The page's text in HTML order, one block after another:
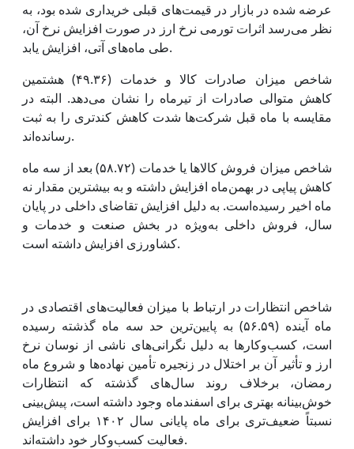
عرضه شده در بازار در قیمت‌های قبلی خریداری شده بود، به
نظر می‌رسد اثرات تورمی نرخ ارز در صورت افزایش نرخ آن،
طی ماه‌های آتی، افزایش یابد.
شاخص میزان صادرات کالا و خدمات (۴۹.۳۶) هشتمین
کاهش متوالی صادرات از تیرماه را نشان می‌دهد. البته در
مقایسه با ماه قبل شرکت‌ها شدت کاهش کندتری را به ثبت
رسانده‌اند.
شاخص میزان فروش کالاها یا خدمات (۵۸.۷۲) بعد از سه ماه
کاهش پیاپی در بهمن‌ماه افزایش داشته و به بیشترین مقدار نه
ماه اخیر رسیده‌است. به دلیل افزایش تقاضای داخلی در پایان
سال، فروش داخلی به‌ویژه در بخش صنعت و خدمات و
کشاورزی افزایش داشته است.
شاخص انتظارات در ارتباط با میزان فعالیت‌های اقتصادی در
ماه آینده (۵۶.۵۹) به پایین‌ترین حد سه ماه گذشته رسیده
است، کسب‌وکارها به دلیل نگرانی‌های ناشی از نوسان نرخ
ارز و تأثیر آن بر اختلال در زنجیره تأمین نهاده‌ها و شروع ماه
رمضان، برخلاف روند سال‌های گذشته که انتظارات
خوش‌بینانه بهتری برای اسفندماه وجود داشته است، پیش‌بینی
نسبتاً ضعیف‌تری برای ماه پایانی سال ۱۴۰۲ برای افزایش
فعالیت کسب‌وکار خود داشته‌اند.